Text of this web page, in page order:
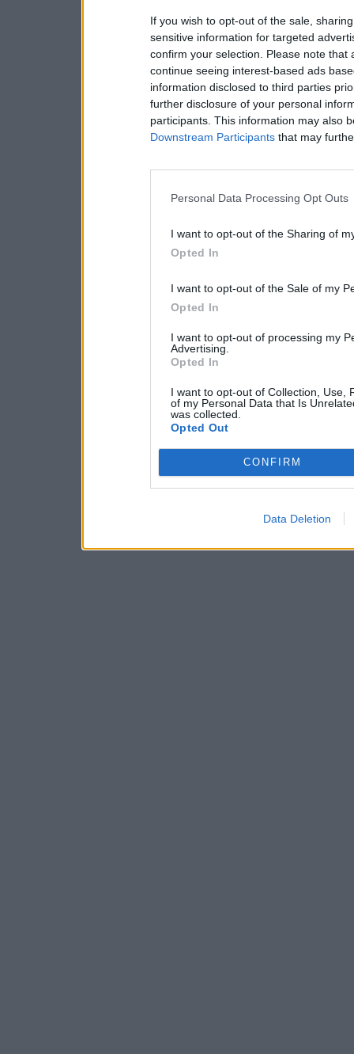
If you wish to opt-out of the sale,
sensitive information for targeted
confirm your selection. Please note
continue seeing interest-based ads
information disclosed to third parties
further disclosure of your personal
participants. This information may also
Downstream Participants that may
Personal Data Processing Opt Outs
I want to opt-out of the Sharing of
Opted In
I want to opt-out of the Sale of my
Opted In
I want to opt-out of processing my
Advertising.
Opted In
I want to opt-out of Collection, Use,
of my Personal Data that Is
was collected.
Opted Out
CONFIRM
Data Deletion